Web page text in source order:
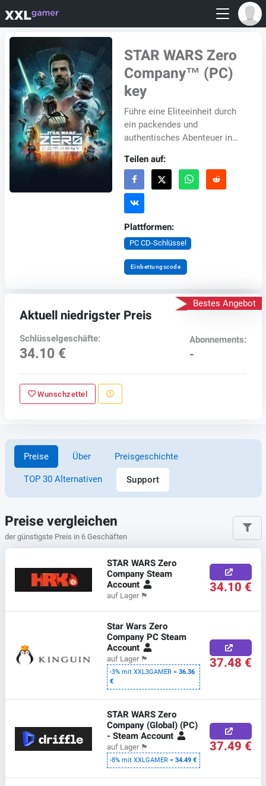
STAR WARS Zero
Company™ (PC)
key
Führe eine Eliteeinheit durch
ein packendes und
authentisches Abenteuer in
einem rundenbasierten
Taktikspiel für Einzelspiele...
Teilen auf:
Plattformen:
PC CD-Schlüssel
Einbettungscode
Bestes Angebot
Aktuell niedrigster Preis
Schlüsselgeschäfte:
34.10 €
Abonnements:
-
Wunschzettel
Preise Über Preisgeschichte
TOP 30 Alternativen Support
Preise vergleichen
der günstigste Preis in 6 Geschäften
STAR WARS Zero
Company Steam
Account
auf Lager 🏴 34.10 €
Star Wars Zero
Company PC Steam
Account
auf Lager 🏴
-3% mit XXL3GAMER =36.36
€
37.48 €
STAR WARS Zero
Company (Global) (PC)
- Steam Account
auf Lager 🏴
-8% mit XXLGAMER =34.49 €
37.49 €